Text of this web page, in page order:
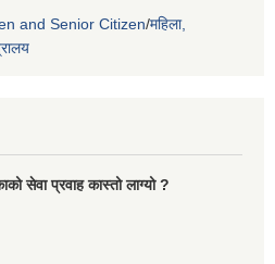
and Senior Citizen/महिला,
सेवा प्रवाह कास्तो लाग्यो ?